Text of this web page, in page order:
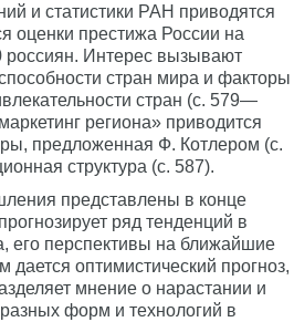
и статистики РАН приводятся
оценки престижа России на
россиян. Интерес вызывают
стран мира и факторы
стран (с. 579—
региона» приводится
предложенная Ф. Котлером (с.
структура (с. 587).
представлены в конце
ряд тенденций в
его перспективы на ближайшие
дается оптимистический прогноз,
мнение о нарастании и
форм и технологий в